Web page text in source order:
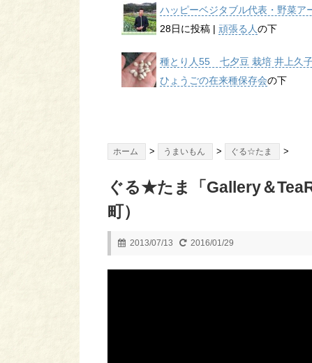
ハッピーベジタブル代表・野菜
28日に投稿 | 頑張る人の下
種とり人55 七夕豆 栽培 井上久
ひょうごの在来種保存会の下
ホーム > うまいもん > ぐる☆たま >
ぐる★たま「Gallery＆
町）
2013/07/13 2016/01/29